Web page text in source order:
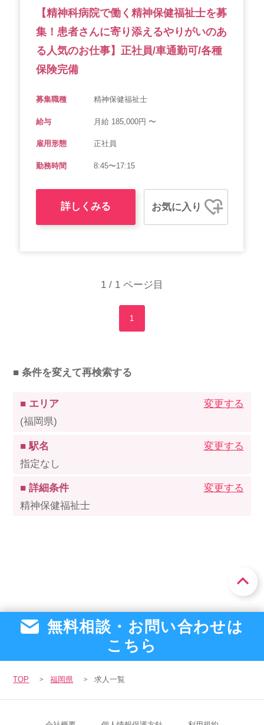
【精神科病院で働く精神保健福祉士を募
集！患者さんに寄り添えるやりがいのあ
る人気のお仕事】正社員/車通勤可/各種
保険完備
募集職種 精神保健福祉士
給与 月給 185,000円 〜
雇用形態 正社員
勤務時間 8:45〜17:15
詳しくみる お気に入り
1 / 1 ページ目
1
■ 条件を変えて再検索する
■ エリア
(福岡県)
変更する
■ 駅名
指定なし
変更する
■ 詳細条件
精神保健福祉士
変更する
無料相談・お問い合わせは
こちら
TOP 福岡県 求人一覧